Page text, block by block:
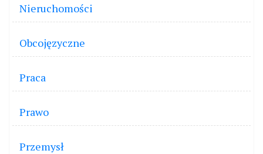
Nieruchomości
Obcojęzyczne
Praca
Prawo
Przemysł